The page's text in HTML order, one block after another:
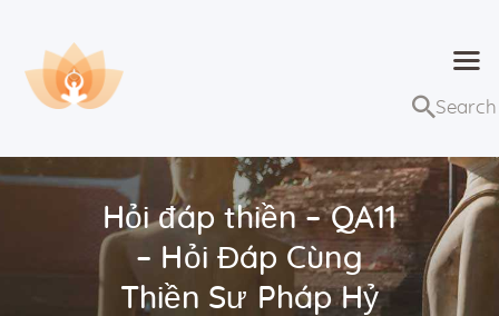
Hỏi đáp thiền – QA11
– Hỏi Đáp Cùng
Thiền Sư Pháp Hỷ
Trang chủ
Bài giảng
Lớp học và sự kiện
Về Dhammaduta